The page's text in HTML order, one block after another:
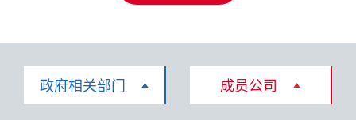
政府相关部门 成员公司